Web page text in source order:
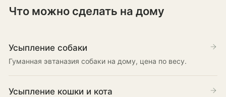
Что можно сделать на дому
Усыпление собаки
Гуманная эвтаназия собаки на дому, цена по весу.
Усыпление кошки и кота